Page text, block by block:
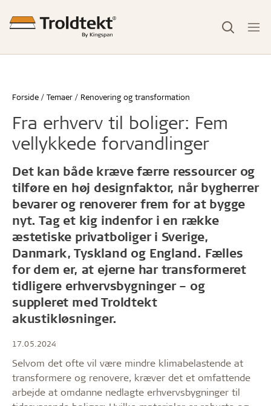
Forside Temaer Renovering og transformation
Fra erhverv til boliger: Fem
vellykkede forvandlinger
Det kan både kræve færre ressourcer og
tilføre en høj designfaktor, når bygherrer
bevarer og renoverer frem for at bygge
nyt. Tag et kig indenfor i en række
æstetiske privatboliger i Sverige,
Danmark, Tyskland og England. Fælles
for dem er, at ejerne har transformeret
tidligere erhvervsbygninger – og
suppleret med Troldtekt
akustikløsninger.
17.05.2024
Selvom det ofte vil være mindre klimabelastende at
transformere og renovere, kræver det et omfattende
arbejde at omdanne nedlagte erhvervsbygninger til